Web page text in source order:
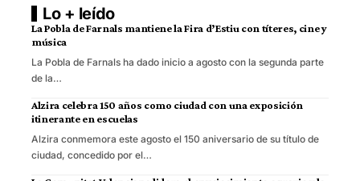
Lo + leído
La Pobla de Farnals mantiene la Fira d’Estiu con títeres, cine y
música
La Pobla de Farnals ha dado inicio a agosto con la segunda parte
de la…
Alzira celebra 150 años como ciudad con una exposición
itinerante en escuelas
Alzira conmemora este agosto el 150 aniversario de su título de
ciudad, concedido por el…